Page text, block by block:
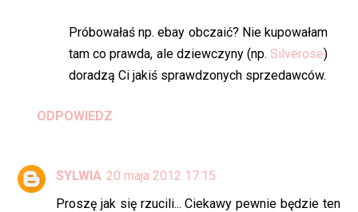
Próbowałaś np. ebay obczaić? Nie kupowałam
tam co prawda, ale dziewczyny (np. Silverose)
doradzą Ci jakiś sprawdzonych sprzedawców.
ODPOWIEDZ
SYLWIA 20 maja 2012 17:15
Proszę jak się rzucili... Ciekawy pewnie będzie ten